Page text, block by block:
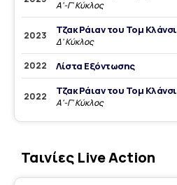
Α'-Γ' Κύκλος
2023 Τζακ Ράιαν του Τομ Κλάνσι
Δ' Κύκλος
2022
Λίστα Εξόντωσης
2022 Τζακ Ράιαν του Τομ Κλάνσι
Α'-Γ' Κύκλος
Ταινίες Live Action